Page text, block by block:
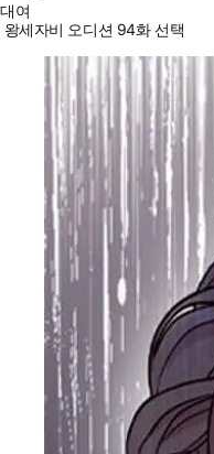
대여
왕세자비 오디션 94화 선택